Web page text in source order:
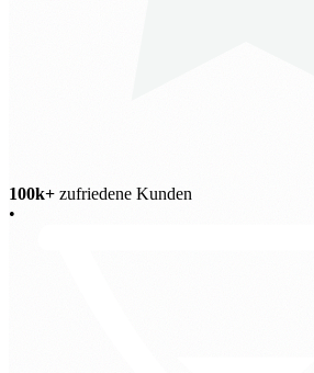
100k+ zufriedene Kunden
•